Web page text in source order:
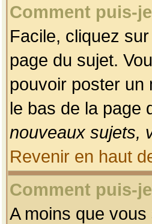
Comment puis-
Facile, cliquez
page du sujet.
pouvoir poster un
le bas de la page
nouveaux sujets,
Revenir en haut
Comment puis-
A moins que